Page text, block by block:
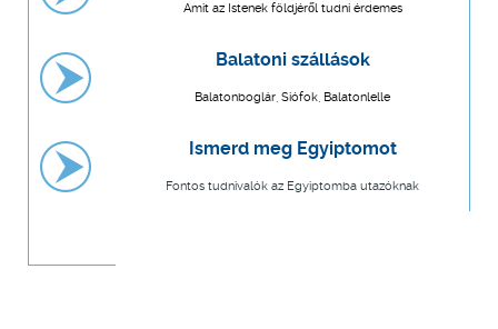
Amit az Istenek földjéről tudni érdemes
Balatoni szállások
Balatonboglár, Siófok, Balatonlelle
Ismerd meg Egyiptomot
Fontos tudnivalók az Egyiptomba utazóknak